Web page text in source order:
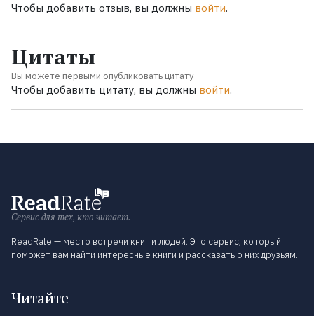
Чтобы добавить отзыв, вы должны войти.
Цитаты
Вы можете первыми опубликовать цитату
Чтобы добавить цитату, вы должны войти.
Сервис для тех, кто читает.
ReadRate — место встречи книг и людей. Это сервис, который
поможет вам найти интересные книги и рассказать о них друзьям.
Читайте